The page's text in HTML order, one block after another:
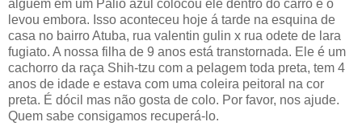
alguém em um Palio azul colocou ele dentro do carro e o
levou embora. Isso aconteceu hoje á tarde na esquina de
casa no bairro Atuba, rua valentin gulin x rua odete de lara
fugiato. A nossa filha de 9 anos está transtornada. Ele é um
cachorro da raça Shih-tzu com a pelagem toda preta, tem 4
anos de idade e estava com uma coleira peitoral na cor
preta. É dócil mas não gosta de colo. Por favor, nos ajude.
Quem sabe consigamos recuperá-lo.